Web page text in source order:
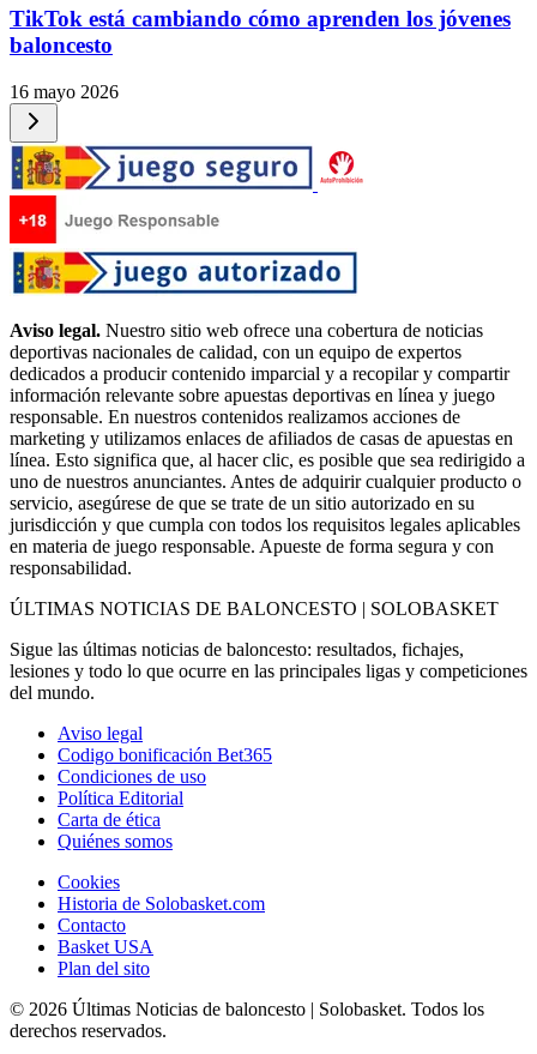
TikTok está cambiando cómo aprenden los jóvenes
baloncesto
16 mayo 2026
Aviso legal. Nuestro sitio web ofrece una cobertura de noticias
deportivas nacionales de calidad, con un equipo de expertos
dedicados a producir contenido imparcial y a recopilar y compartir
información relevante sobre apuestas deportivas en línea y juego
responsable. En nuestros contenidos realizamos acciones de
marketing y utilizamos enlaces de afiliados de casas de apuestas en
línea. Esto significa que, al hacer clic, es posible que sea redirigido a
uno de nuestros anunciantes. Antes de adquirir cualquier producto o
servicio, asegúrese de que se trate de un sitio autorizado en su
jurisdicción y que cumpla con todos los requisitos legales aplicables
en materia de juego responsable. Apueste de forma segura y con
responsabilidad.
ÚLTIMAS NOTICIAS DE BALONCESTO | SOLOBASKET
Sigue las últimas noticias de baloncesto: resultados, fichajes,
lesiones y todo lo que ocurre en las principales ligas y competiciones
del mundo.
Aviso legal
Codigo bonificación Bet365
Condiciones de uso
Política Editorial
Carta de ética
Quiénes somos
Cookies
Historia de Solobasket.com
Contacto
Basket USA
Plan del sito
© 2026 Últimas Noticias de baloncesto | Solobasket. Todos los
derechos reservados.